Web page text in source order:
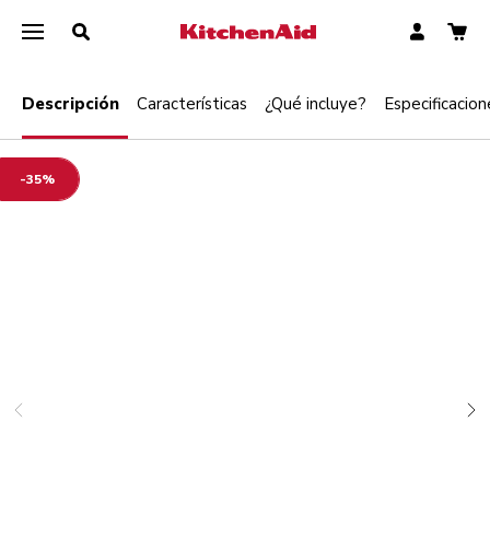
-35%
Descripción Características ¿Qué incluye?